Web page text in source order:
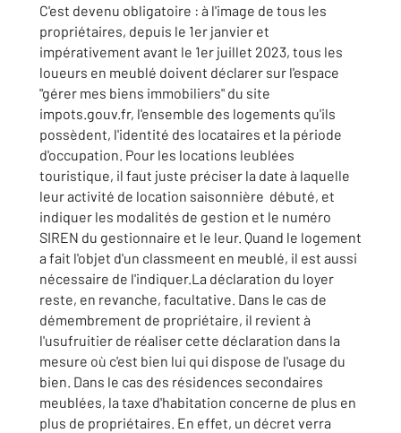
C'est devenu obligatoire : à l'image de tous les
propriétaires, depuis le 1er janvier et
impérativement avant le 1er juillet 2023, tous les
loueurs en meublé doivent déclarer sur l'espace
"gérer mes biens immobiliers" du site
impots.gouv.fr, l'ensemble des logements qu'ils
possèdent, l'identité des locataires et la période
d'occupation. Pour les locations leublées
touristique, il faut juste préciser la date à laquelle
leur activité de location saisonnière débuté, et
indiquer les modalités de gestion et le numéro
SIREN du gestionnaire et le leur. Quand le logement
a fait l'objet d'un classmeent en meublé, il est aussi
nécessaire de l'indiquer.La déclaration du loyer
reste, en revanche, facultative. Dans le cas de
démembrement de propriétaire, il revient à
l'usufruitier de réaliser cette déclaration dans la
mesure où c'est bien lui qui dispose de l'usage du
bien. Dans le cas des résidences secondaires
meublées, la taxe d'habitation concerne de plus en
plus de propriétaires. En effet, un décret verra